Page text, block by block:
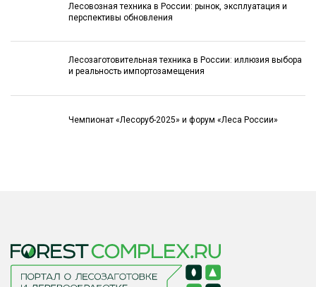
Лесовозная техника в России: рынок, эксплуатация и
перспективы обновления
Лесозаготовительная техника в России: иллюзия выбора
и реальность импортозамещения
Чемпионат «Лесоруб-2025» и форум «Леса России»